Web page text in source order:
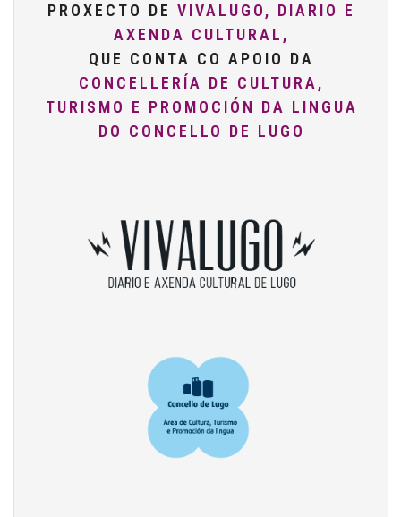
PROXECTO DE VIVALUGO, DIARIO E
AXENDA CULTURAL,
QUE CONTA CO APOIO DA
CONCELLERÍA DE CULTURA,
TURISMO E PROMOCIÓN DA LINGUA
DO CONCELLO DE LUGO